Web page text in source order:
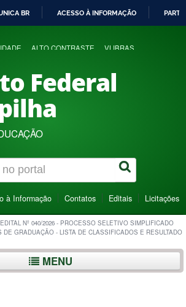
BR ACESSO À INFORMAÇÃO
ALTO CONTRASTE VLIBRAS
Federal
à Informação Contatos Editais Licitações
EDITAL Nº 040/2026 - PROCESSO SELETIVO SIMPLIFICADO
DE GRADUAÇÃO - LISTA DE CLASSIFICADOS E RESULTADO
MENU